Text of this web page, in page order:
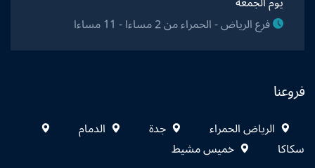
فرع الرياض - الحمراء من 2 مساءا - 11 مساءا
فروعنا
الرياض الحمراء جدة
الدمام
سكاكا
خميس مشيط